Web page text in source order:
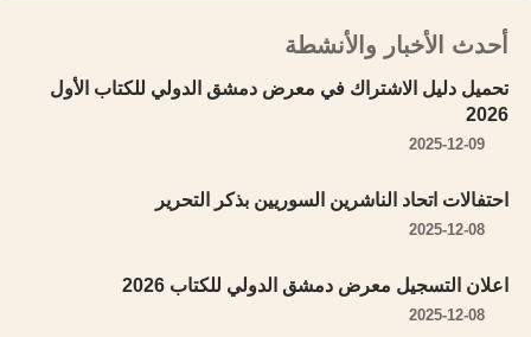
أحدث الأخبار والأنشطة
تحميل دليل الاشتراك في معرض دمشق الدولي للكتاب الأول
2026
2025-12-09
احتفالات اتحاد الناشرين السوريين بذكر التحرير
2025-12-08
اعلان التسجيل معرض دمشق الدولي للكتاب 2026
2025-12-08